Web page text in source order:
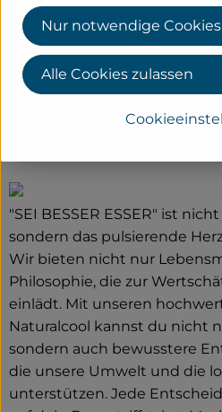
Demeter-Felderzeugnisse
D 64665 Alsbach
Kontrollnummer ,DE-HE-
www.felderzeugnisse.de
(Daten von Ecoinform)
"SEI BESSER ESSER" ist
sondern das pulsierende
Wir bieten nicht nur
Philosophie, die zur
einlädt. Mit unseren
Naturalcool kannst du nicht
sondern auch bewusstere
die unsere Umwelt und die
unterstützen. Jede
Nur notwendige Cookies
Alle Cookies zulassen